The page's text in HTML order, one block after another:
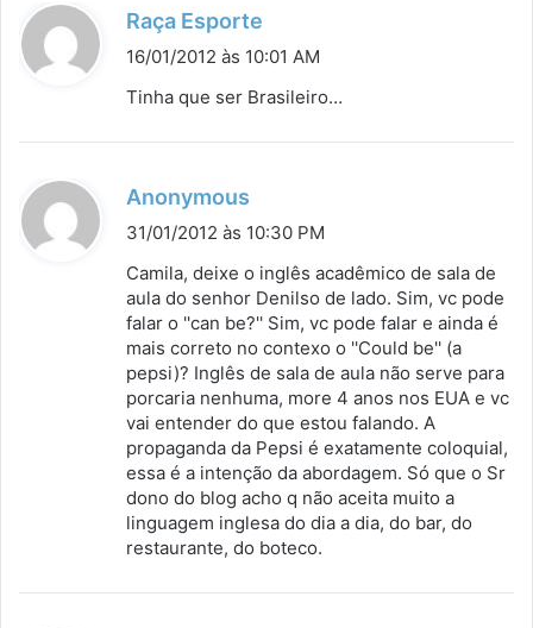
Raça Esporte
i
e
16/01/2012 às 10:01 AM
Tinha que ser Brasileiro…
Anonymous
i
s
e
:
31/01/2012 às 10:30 PM
Camila, deixe o inglês acadêmico de sala de
aula do senhor Denilso de lado. Sim, vc pode
falar o ''can be?'' Sim, vc pode falar e ainda é
mais correto no contexo o ''Could be'' (a
pepsi)? Inglês de sala de aula não serve para
porcaria nenhuma, more 4 anos nos EUA e vc
vai entender do que estou falando. A
propaganda da Pepsi é exatamente coloquial,
essa é a intenção da abordagem. Só que o Sr
dono do blog acho q não aceita muito a
linguagem inglesa do dia a dia, do bar, do
restaurante, do boteco.